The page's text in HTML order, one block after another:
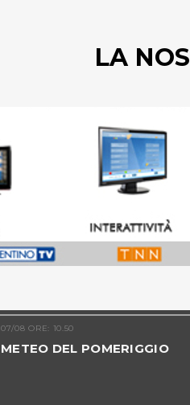
LA
07/08 ORE: 10.50
METEO DEL POMERIGGIO